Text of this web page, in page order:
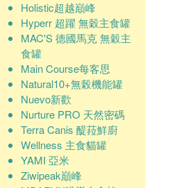
Holistic超越巔峰
Hyperr 超躍 無穀主食罐
MAC'S 德國馬克 無穀主
食罐
Main Course每客思
Natural10+無榖機能罐
Nuevo新歡
Nurture PRO 天然密碼
Terra Canis 醍菈鮮廚
Wellness 主食貓罐
YAMI 亞米
Ziwipeak巔峰